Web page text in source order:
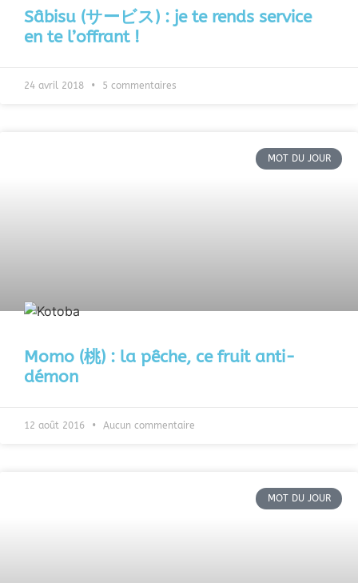
Sâbisu (サービス) : je te rends service
en te l’offrant !
24 avril 2018 5 commentaires
MOT DU JOUR
Momo (桃) : la pêche, ce fruit anti-
démon
12 août 2016 Aucun commentaire
MOT DU JOUR